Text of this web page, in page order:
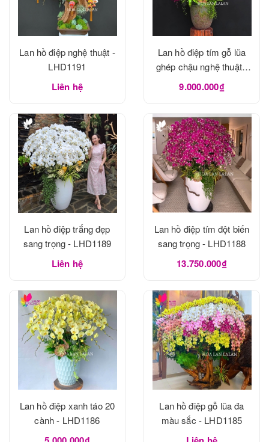
Lan hồ điệp nghệ thuật -
LHD1191
Liên hệ
Lan hồ điệp tím gỗ lũa
ghép chậu nghệ thuật -
LHD1190
9.000.000₫
Lan hồ điệp trắng đẹp
sang trọng - LHD1189
Liên hệ
Lan hồ điệp tím đột biến
sang trọng - LHD1188
13.750.000₫
Lan hồ điệp xanh táo 20
cành - LHD1186
Lan hồ điệp gỗ lũa đa
màu sắc - LHD1185